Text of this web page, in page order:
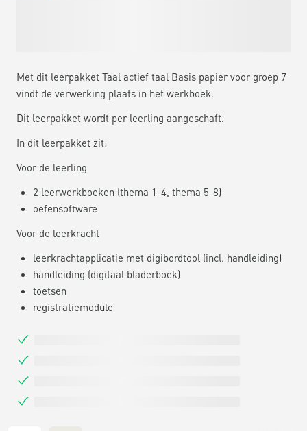
Met dit leerpakket Taal actief taal Basis papier voor groep 7
vindt de verwerking plaats in het werkboek.
Dit leerpakket wordt per leerling aangeschaft.
In dit leerpakket zit:
Voor de leerling
2 leerwerkboeken (thema 1-4, thema 5-8)
oefensoftware
Voor de leerkracht
leerkrachtapplicatie met digibordtool (incl. handleiding)
handleiding (digitaal bladerboek)
toetsen
registratiemodule